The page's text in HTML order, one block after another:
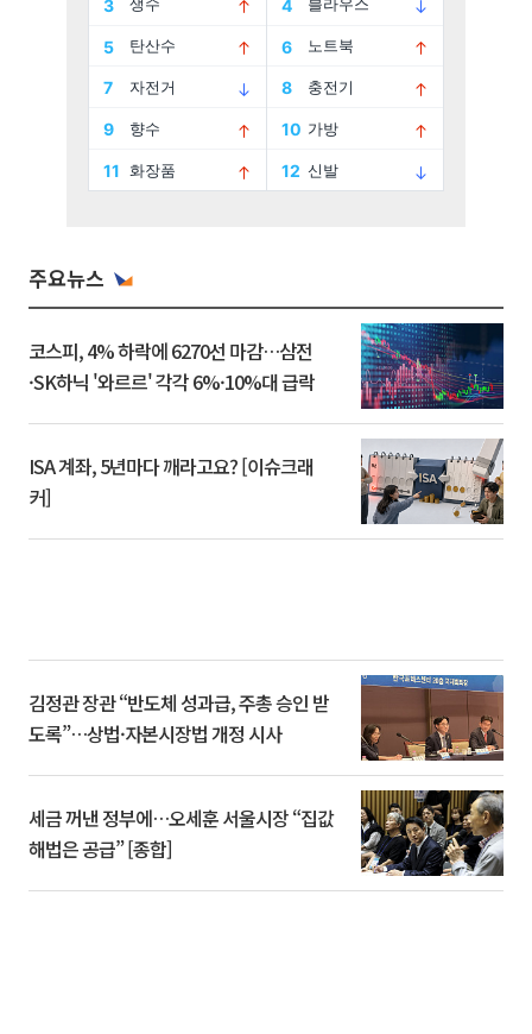
주요뉴스
코스피, 4% 하락에 6270선 마감…삼전
·SK하닉 '와르르' 각각 6%·10%대 급락
ISA 계좌, 5년마다 깨라고요? [이슈크래
커]
김정관 장관 “반도체 성과급, 주총 승인 받
도록”…상법·자본시장법 개정 시사
세금 꺼낸 정부에…오세훈 서울시장 “집값
해법은 공급” [종합]